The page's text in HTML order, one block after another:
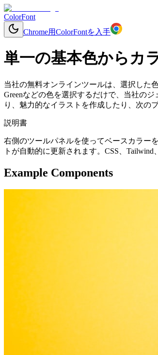
ColorFont
Chrome用ColorFontを入手
単一の基本色からカ
当社の無料オンラインツールは、選択した
Greenなどの色を選択するだけで、当社の
り、魅力的なイラストを作成したり、次の
説明書
右側のツールパネルを使ってベースカラー
トが自動的に更新されます。CSS、
Example Components